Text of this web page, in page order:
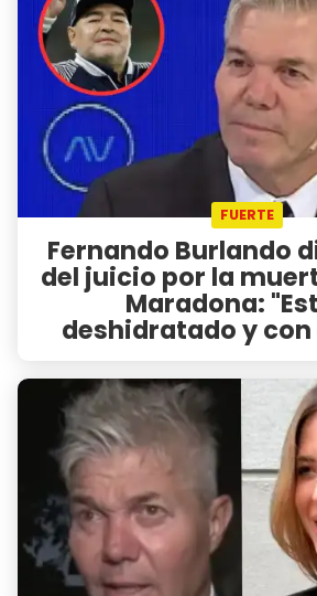
FUERTE
Fernando Burlando
del juicio por la
Maradona:
deshidratado y